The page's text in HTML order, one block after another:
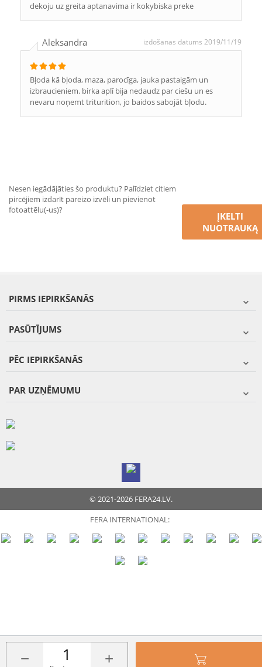
− +
dekoju uz greita aptanavima ir kokybiska preke
Aleksandra izdošanas datums 2019/11/19
Bļoda kā bļoda, maza, parocīga, jauka pastaigām un
izbraucieniem. birka aplī bija nedaudz par ciešu un es
nevaru noņemt triturition, jo baidos sabojāt bļodu.
Nesen iegādājāties šo produktu? Palīdziet citiem
pircējiem izdarīt pareizo izvēli un pievienot
fotoattēlu(-us)?
ĮKELTI
NUOTRAUKĄ
PIRMS IEPIRKŠANĀS
PASŪTĪJUMS
PĒC IEPIRKŠANĀS
PAR UZŅĒMUMU
© 2021-2026 FERA24.LV.
FERA INTERNATIONAL: